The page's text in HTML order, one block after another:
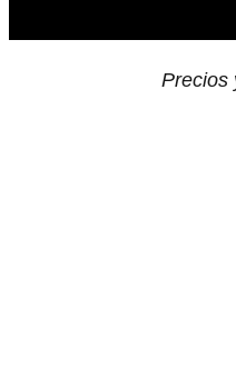
Precios